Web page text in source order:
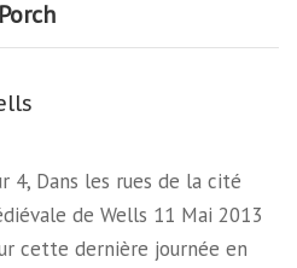
4, Dans les rues de la cité
de Wells 11 Mai 2013
cette dernière journée en